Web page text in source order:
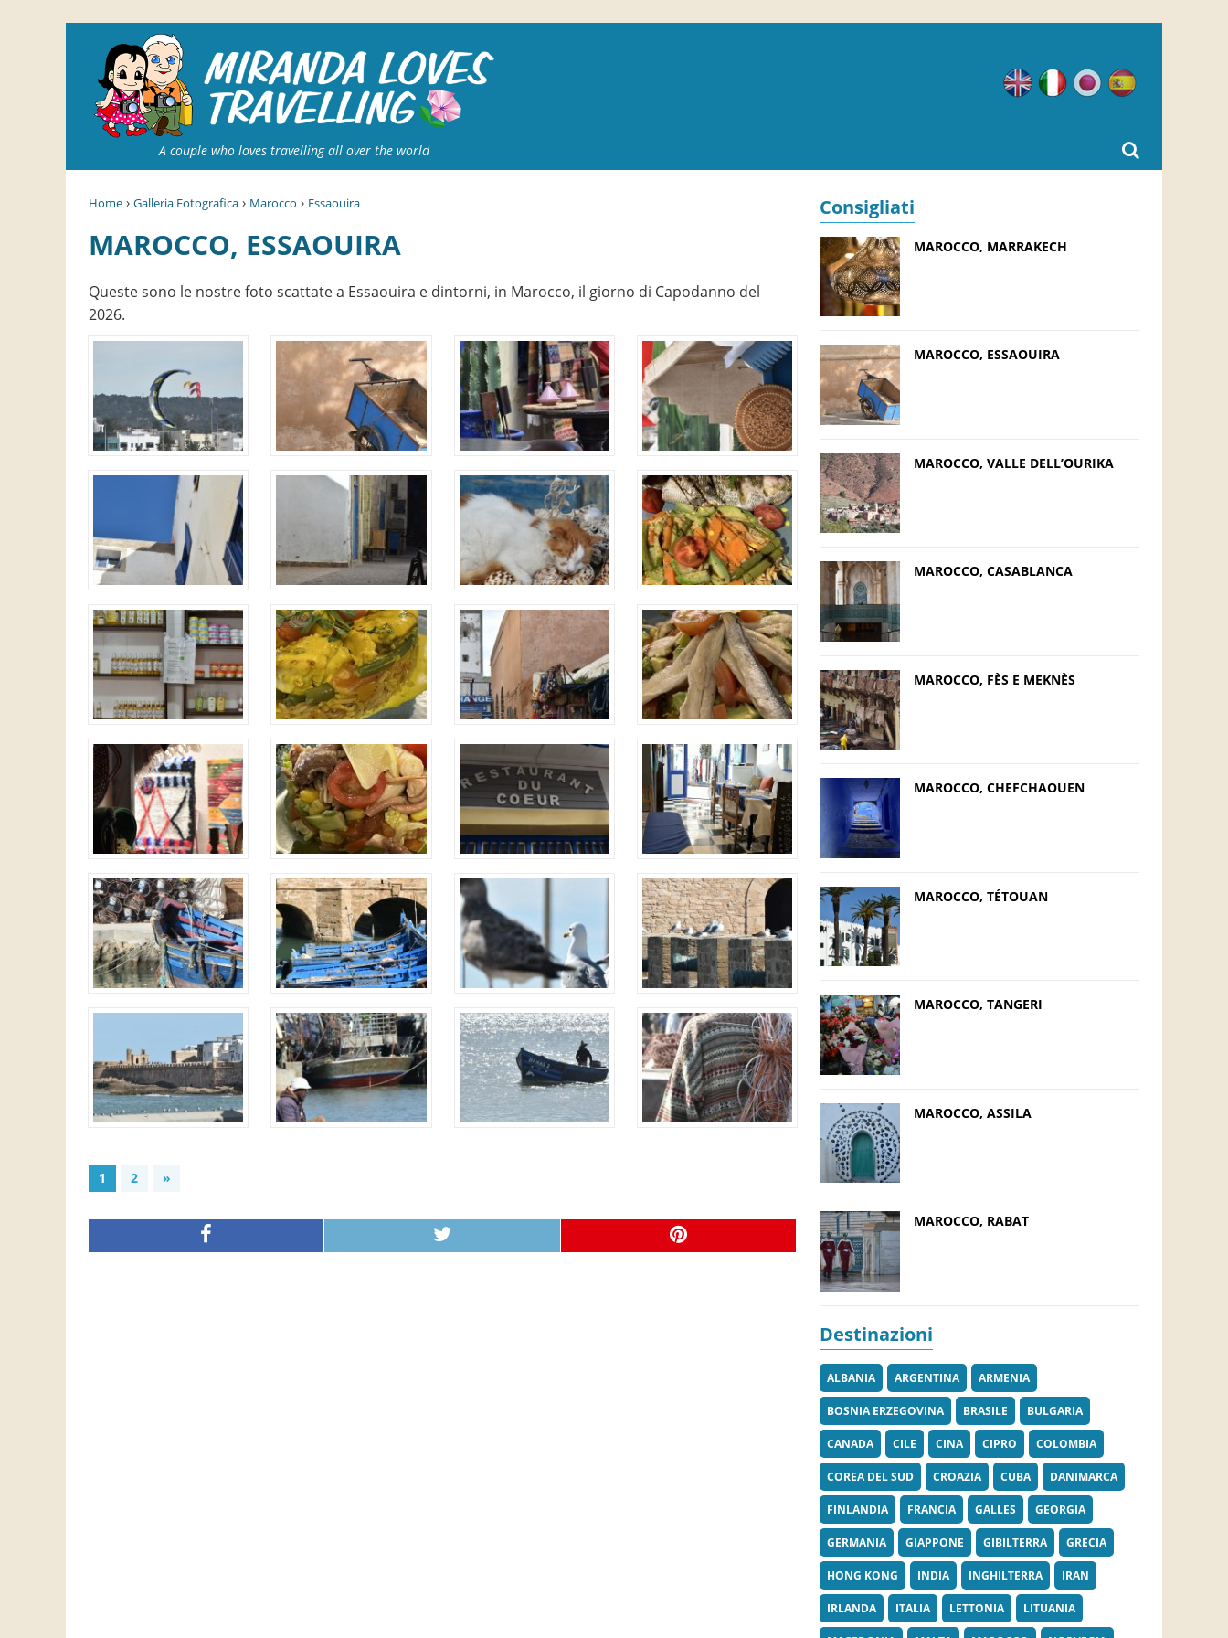
A couple who loves travelling all over the world
IngleseItalianoGiapponese
Home › Galleria Fotografica › Marocco › Essaouira
MAROCCO, ESSAOUIRA
Queste sono le nostre foto scattate a Essaouira e dintorni, in Marocco, il giorno di Capodanno del
2026.
1 2 »
Consigliati
MAROCCO, MARRAKECH
MAROCCO, ESSAOUIRA
MAROCCO, VALLE DELL’OURIKA
MAROCCO, CASABLANCA
MAROCCO, FÈS E MEKNÈS
MAROCCO, CHEFCHAOUEN
MAROCCO, TÉTOUAN
MAROCCO, TANGERI
MAROCCO, ASSILA
MAROCCO, RABAT
Destinazioni
ALBANIA ARGENTINA ARMENIA
BOSNIA ERZEGOVINA BRASILE BULGARIA
CANADA CILE CINA CIPRO COLOMBIA
COREA DEL SUD CROAZIA CUBA DANIMARCA
FINLANDIA FRANCIA GALLES GEORGIA
GERMANIA GIAPPONE GIBILTERRA GRECIA
HONG KONG INDIA INGHILTERRA IRAN
IRLANDA ITALIA LETTONIA LITUANIA